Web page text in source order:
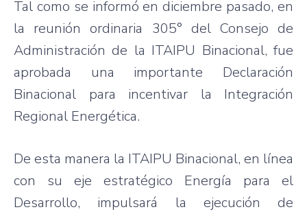
Tal como se informó en diciembre pasado, en
la reunión ordinaria 305° del Consejo de
Administración de la ITAIPU Binacional, fue
aprobada una importante Declaración
Binacional para incentivar la Integración
Regional Energética.
De esta manera la ITAIPU Binacional, en línea
con su eje estratégico Energía para el
Desarrollo, impulsará la ejecución de